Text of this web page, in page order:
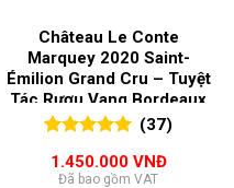
Château Le Conte
Marquey 2020 Saint-
Émilion Grand Cru – Tuyệt
Tác Rượu Vang Bordeaux
Cao Cấp Từ Pháp
đánh giá
(37)
1.450.000 VNĐ
Đã bao gồm VAT